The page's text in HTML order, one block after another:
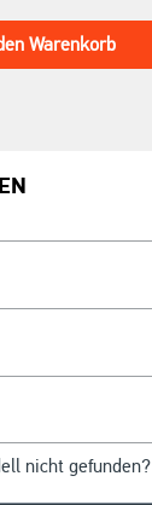
Warenkorb
nicht gefunden?